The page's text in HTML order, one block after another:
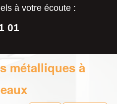
à votre écoute :
01
métalliques à